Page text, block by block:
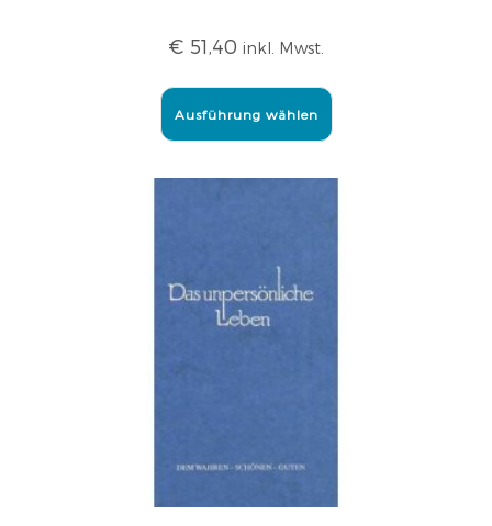
€ 51,40 inkl. Mwst.
Ausführung wählen